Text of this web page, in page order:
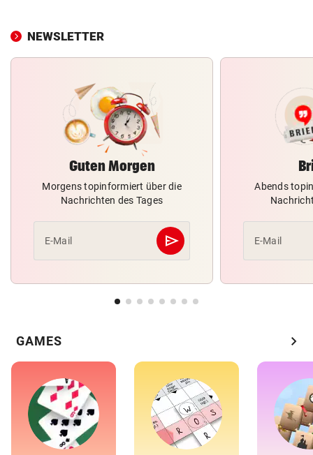
NEWSLETTER
Guten Morgen
Morgens topinformiert über die
Nachrichten des Tages
E-Mail send
Abschicken
Abends
E-Mail
GAMES chevron_right